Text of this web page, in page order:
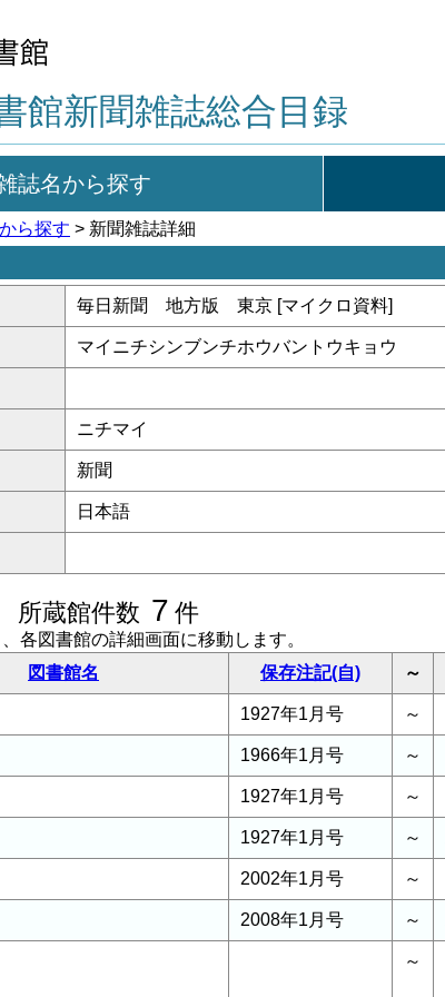
館新聞雑誌総合目録
誌名から探す
ら探す > 新聞雑誌詳細
毎日新聞 地方版 東京 [マイクロ資料]
マイニチシンブンチホウバントウキョウ
ニチマイ
新聞
日本語
所蔵館件数 7 件
各図書館の詳細画面に移動します。
図書館名 保存注記(自) ～
1927年1月号 ～
1966年1月号 ～
1927年1月号 ～
1927年1月号 ～
2002年1月号 ～
2008年1月号 ～
～